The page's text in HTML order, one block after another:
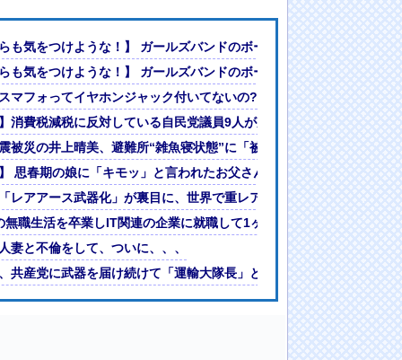
でない」と実況しながら被災地へ向かう有名ア
の状況をいち早く伝えることは報道機関として
は大きな意義がある」
ｗｗ
」論争
間って割とガチめに差別されるよな・・・
ｗｗ
求めないけど…解決策はなにか？なぜこうなってしまうのか」
網の構築が加速
った結果ｗｗ
解決には至っておらずめども立たず
た結果ｗｗｗｗｗｗｗｗｗｗ
坂46】
ｗｗｗｗｗ(※画像あり)
も気をつけような！】 ガールズバンドのボーカルさん、客席ダイ
も気をつけような！】 ガールズバンドのボーカルさん、客席ダイ
マフォってイヤホンジャック付いてないの?
消費税減税に反対している自民党議員9人が判明ｗｗｗｗｗｗ
被災の井上晴美、避難所“雑魚寝状態”に「被災して快適は求めない
思春期の娘に「キモッ」と言われたお父さん、グレるｗｗｗｗｗｗ
レアアース武器化」が裏目に、世界で重レアアース供給網の構築が
無職生活を卒業しIT関連の企業に就職して1ヶ月半ほど経った結果ｗｗ
妻と不倫をして、ついに、、、
共産党に武器を届け続けて「運輸大隊長」と呼ばれる